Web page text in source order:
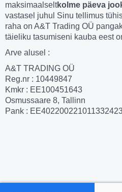
maksimaalseltkolme päeva
vastasel juhul Sinu tellimus
raha on A&T Trading OÜ
täieliku tasumiseni kauba eest
Arve alusel :
A&T TRADING OÜ
Reg.nr : 10449847
Kmkr : EE100451643
Osmussaare 8, Tallinn
Pank :